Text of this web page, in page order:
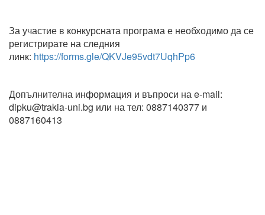
За участие в конкурсната програма е необходимо да се
регистрирате на следния
линк: https://forms.gle/QKVJe95vdt7UqhPp6
Допълнителна информация и въпроси на e-mail:
dipku@trakia-uni.bg или на тел: 0887140377 и
0887160413